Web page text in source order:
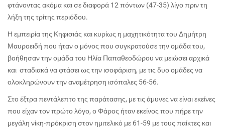
φτάνοντας ακόμα και σε διαφορά 12 πόντων (47-35) λίγο πριν τη
λήξη της τρίτης περιόδου.
Η εμπειρία της Κηφισιάς και κυρίως η μαχητικότητα του Δημήτρη
Μαυροειδή που ήταν ο μόνος που συγκρατούσε την ομάδα του,
βοήθησαν την ομάδα του Ηλία Παπαθεοδώρου να μειώσει αρχικά
και σταδιακά να φτάσει ως την ισοφάριση, με τις δυο ομάδες να
ολοκληρώνουν την αναμέτρηση ισόπαλες 56-56.
Στο έξτρα πεντάλεπτο της παράτασης, με τις άμυνες να είναι εκείνες
που είχαν τον πρώτο λόγο, ο Φάρος ήταν εκείνος που πήρε την
μεγάλη νίκη-πρόκριση στον ημιτελικό με 61-59 με τους παίκτες και